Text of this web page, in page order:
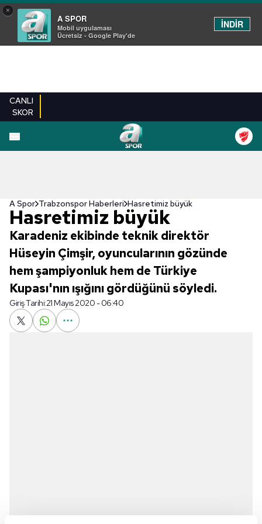
×
A SPOR
Mobil uygulaması
Ücretsiz - Google Play'de
İNDİR
CANLI
SKOR
A Spor Trabzonspor Haberleri Hasretimiz büyük
Hasretimiz büyük
Karadeniz ekibinde teknik direktör
Hüseyin Çimşir, oyuncularının gözünde
hem şampiyonluk hem de Türkiye
Kupası'nın ışığını gördüğünü söyledi.
Giriş Tarihi:21 Mayıs 2020 - 06:40